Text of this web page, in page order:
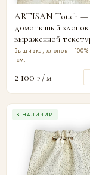
ARTISAN Touch —
домотканый хлопок
выраженной
Вышивка, хлопок · 100%
см.
2 100 ₽ / м
В НАЛИЧИИ